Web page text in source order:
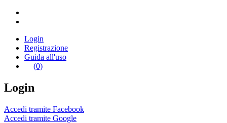
Login
Registrazione
Guida all'uso
(0)
Login
Accedi tramite Facebook
Accedi tramite Google